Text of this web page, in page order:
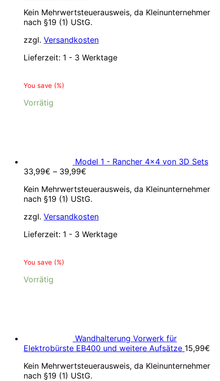
Kein Mehrwertsteuerausweis, da Kleinunternehmer
nach §19 (1) UStG.
zzgl. Versandkosten
Lieferzeit: 1 - 3 Werktage
You save (%)
Vorrätig
Model 1 - Rancher 4x4 von 3D Sets
33,99€ – 39,99€
Kein Mehrwertsteuerausweis, da Kleinunternehmer
nach §19 (1) UStG.
zzgl. Versandkosten
Lieferzeit: 1 - 3 Werktage
You save (%)
Vorrätig
Wandhalterung Vorwerk für
Elektrobürste EB400 und weitere Aufsätze 15,99€
Kein Mehrwertsteuerausweis, da Kleinunternehmer
nach §19 (1) UStG.